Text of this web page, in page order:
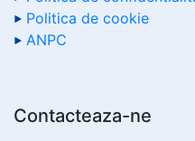
Politica de cookie
ANPC
Contacteaza-ne